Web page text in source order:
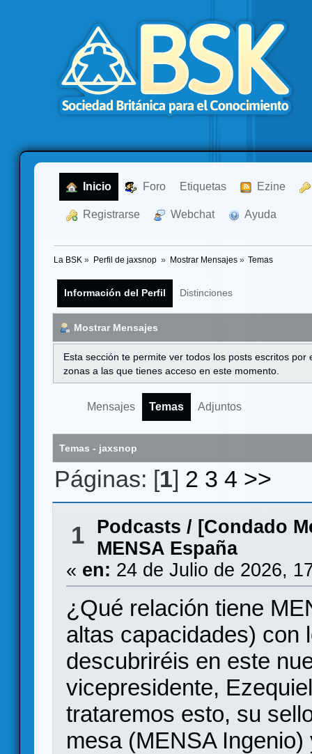
Inicio Foro Etiquetas Ezine
Registrarse Webchat Ayuda
La BSK » Perfil de jaxsnop » Mostrar Mensajes» Temas
Información del Perfil Distinciones
Mostrar Mensajes
Esta sección te permite ver todos los posts escritos
zonas a las que tienes acceso en este momento.
Mensajes Temas Adjuntos
Temas - jaxsnop
Páginas: [1] 2 3 4 >>
1 Podcasts / [Condado
MENSA España
« en: 24 de Julio de 2026,
¿Qué relación tiene
altas capacidades) con
descubriréis en este
vicepresidente,
trataremos esto, su
mesa (MENSA